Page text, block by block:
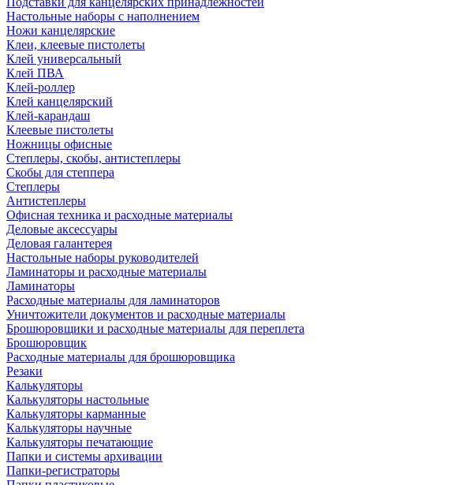
Настольные наборы с наполнением
Ножи канцелярские
Клеи, клеевые пистолеты
Клей универсальный
Клей ПВА
Клей-роллер
Клей канцелярский
Клей-карандаш
Клеевые пистолеты
Ножницы офисные
Степлеры, скобы, антистеплеры
Скобы для степпера
Степлеры
Антистеплеры
Офисная техника и расходные материалы
Деловые аксессуары
Деловая галантерея
Настольные наборы руководителей
Ламинаторы и расходные материалы
Ламинаторы
Расходные материалы для ламинаторов
Уничтожители документов и расходные материалы
Брошюровщики и расходные материалы для переплета
Брошюровщик
Расходные материалы для брошюровщика
Резаки
Калькуляторы
Калькуляторы настольные
Калькуляторы карманные
Калькуляторы научные
Калькуляторы печатающие
Папки и системы архивации
Папки-регистраторы